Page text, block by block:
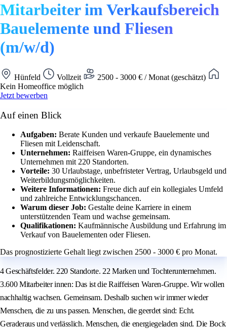
Mitarbeiter im Verkaufsbereich
Bauelemente und Fliesen
(m/w/d)
Hünfeld Vollzeit
2500 - 3000 € / Monat (geschätzt)
Kein Homeoffice möglich
Jetzt bewerben
Auf einen Blick
Aufgaben: Berate Kunden und verkaufe Bauelemente und
Fliesen mit Leidenschaft.
Unternehmen: Raiffeisen Waren-Gruppe, ein dynamisches
Unternehmen mit 220 Standorten.
Vorteile: 30 Urlaubstage, unbefristeter Vertrag, Urlaubsgeld und
Weiterbildungsmöglichkeiten.
Weitere Informationen: Freue dich auf ein kollegiales Umfeld
und zahlreiche Entwicklungschancen.
Warum dieser Job: Gestalte deine Karriere in einem
unterstützenden Team und wachse gemeinsam.
Qualifikationen: Kaufmännische Ausbildung und Erfahrung im
Verkauf von Bauelementen oder Fliesen.
Das prognostizierte Gehalt liegt zwischen 2500 - 3000 € pro Monat.
4 Geschäftsfelder. 220 Standorte. 22 Marken und Tochterunternehmen.
3.600 Mitarbeiter innen: Das ist die Raiffeisen Waren-Gruppe. Wir wollen
nachhaltig wachsen. Gemeinsam. Deshalb suchen wir immer wieder
Menschen, die zu uns passen. Menschen, die geerdet sind: Echt.
Geraderaus und verlässlich. Menschen, die energiegeladen sind. Die Bock